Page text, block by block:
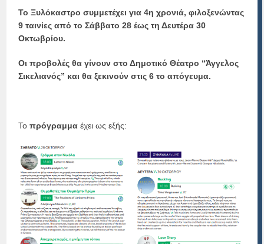
Το Ξυλόκαστρο συμμετέχει για 4η χρονιά, φιλοξενώντας
9 ταινίες από το Σάββατο 28 έως τη Δευτέρα 30
Οκτωβρίου.
Οι προβολές θα γίνουν στο Δημοτικό Θέατρο “Άγγελος
Σικελιανός” και θα ξεκινούν στις 6 το απόγευμα.
Τοπρόγραμμα έχει ως εξής: